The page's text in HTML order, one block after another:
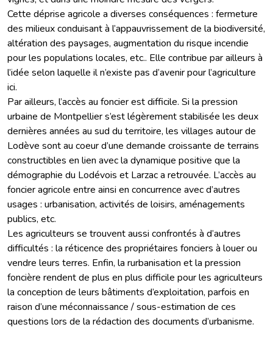
Cette déprise agricole a diverses conséquences : fermeture
des milieux conduisant à l’appauvrissement de la biodiversité,
altération des paysages, augmentation du risque incendie
pour les populations locales, etc.. Elle contribue par ailleurs à
l’idée selon laquelle il n’existe pas d’avenir pour l’agriculture
ici.
Par ailleurs, l’accès au foncier est difficile. Si la pression
urbaine de Montpellier s’est légèrement stabilisée les deux
dernières années au sud du territoire, les villages autour de
Lodève sont au coeur d’une demande croissante de terrains
constructibles en lien avec la dynamique positive que la
démographie du Lodévois et Larzac a retrouvée. L’accès au
foncier agricole entre ainsi en concurrence avec d’autres
usages : urbanisation, activités de loisirs, aménagements
publics, etc.
Les agriculteurs se trouvent aussi confrontés à d’autres
difficultés : la réticence des propriétaires fonciers à louer ou
vendre leurs terres. Enfin, la rurbanisation et la pression
foncière rendent de plus en plus difficile pour les agriculteurs
la conception de leurs bâtiments d’exploitation, parfois en
raison d’une méconnaissance / sous-estimation de ces
questions lors de la rédaction des documents d’urbanisme.